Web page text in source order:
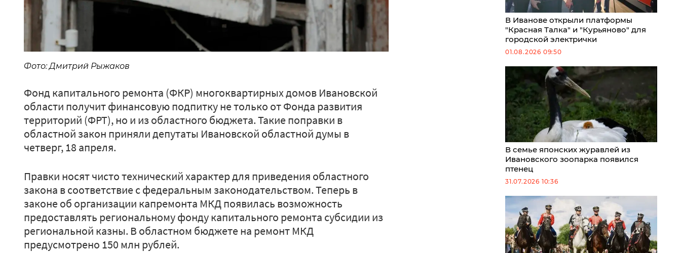
Фото: Дмитрий Рыжаков
Фонд капитального ремонта (ФКР) многоквартирных домов Ивановской
области получит финансовую подпитку не только от Фонда развития
территорий (ФРТ), но и из областного бюджета. Такие поправки в
областной закон приняли депутаты Ивановской областной думы в
четверг, 18 апреля.
Правки носят чисто технический характер для приведения областного
закона в соответствие с федеральным законодательством. Теперь в
законе об организации капремонта МКД появилась возможность
предоставлять региональному фонду капитального ремонта субсидии из
региональной казны. В областном бюджете на ремонт МКД
предусмотрено 150 млн рублей.
В Иванове открыли платформы
"Красная Талка" и "Курьяново" для
городской электрички
01.08.2026 09:50
В семье японских журавлей из
Ивановского зоопарка появился
птенец
31.07.2026 10:36